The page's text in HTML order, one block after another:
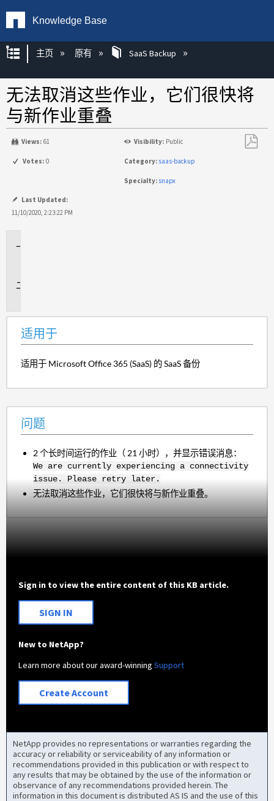
Knowledge Base
扩展/隐缩全局层次
主页 原有 SaaS Backup
无法取消这些作业，它们很快将
与新作业重叠
Views: 61 Visibility: Public
Votes: 0 Category: saas-backup
Specialty: snapx
Last Updated:
11/10/2020, 2:23:22 PM
适用于
适用于 Microsoft Office 365 (SaaS) 的 SaaS 备份
问题
2 个长时间运行的作业（ 21 小时），并显示错误消息：
We are currently experiencing a connectivity
issue. Please retry later.
无法取消这些作业，它们很快将与新作业重叠。
Sign in to view the entire content of this KB article.
SIGN IN
New to NetApp?
Learn more about our award-winningSupport
Create Account
NetApp provides no representations or warranties regarding the
accuracy or reliability or serviceability of any information or
recommendations provided in this publication or with respect to
any results that may be obtained by the use of the information or
observance of any recommendations provided herein. The
information in this document is distributed AS IS and the use of this